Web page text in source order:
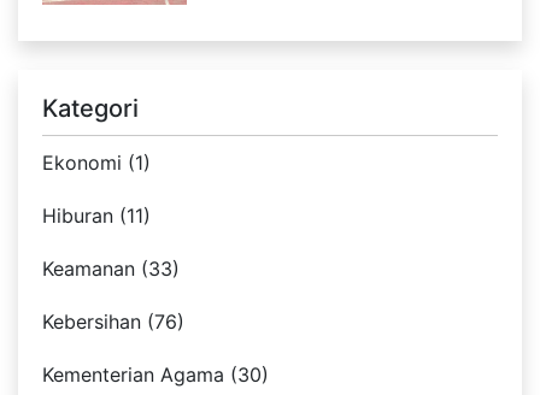
Kategori
Ekonomi (1)
Hiburan (11)
Keamanan (33)
Kebersihan (76)
Kementerian Agama (30)